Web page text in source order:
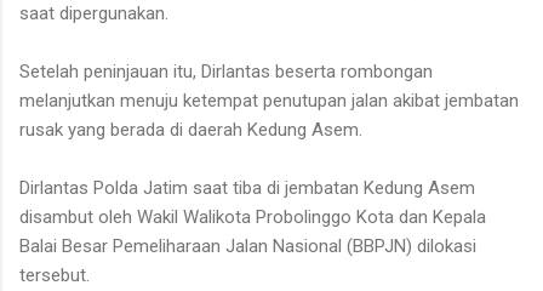
saat dipergunakan.
Setelah peninjauan itu, Dirlantas beserta rombongan
melanjutkan menuju ketempat penutupan jalan akibat jembatan
rusak yang berada di daerah Kedung Asem.
Dirlantas Polda Jatim saat tiba di jembatan Kedung Asem
disambut oleh Wakil Walikota Probolinggo Kota dan Kepala
Balai Besar Pemeliharaan Jalan Nasional (BBPJN) dilokasi
tersebut.